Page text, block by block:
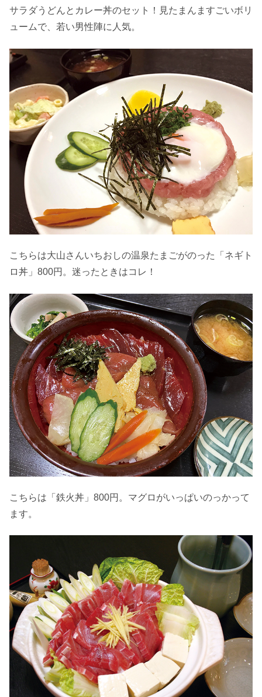
サラダうどんとカレー丼のセット！見たまんますごいボリ
ュームで、若い男性陣に人気。
こちらは大山さんいちおしの温泉たまごがのった「ネギト
ロ丼」800円。迷ったときはコレ！
こちらは「鉄火丼」800円。マグロがいっぱいのっかって
ます。